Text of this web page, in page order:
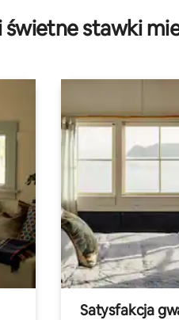
stawki
Satysfakcja